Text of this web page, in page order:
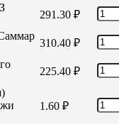
291.30 ₽
310.40 ₽
225.40 ₽
1.60 ₽